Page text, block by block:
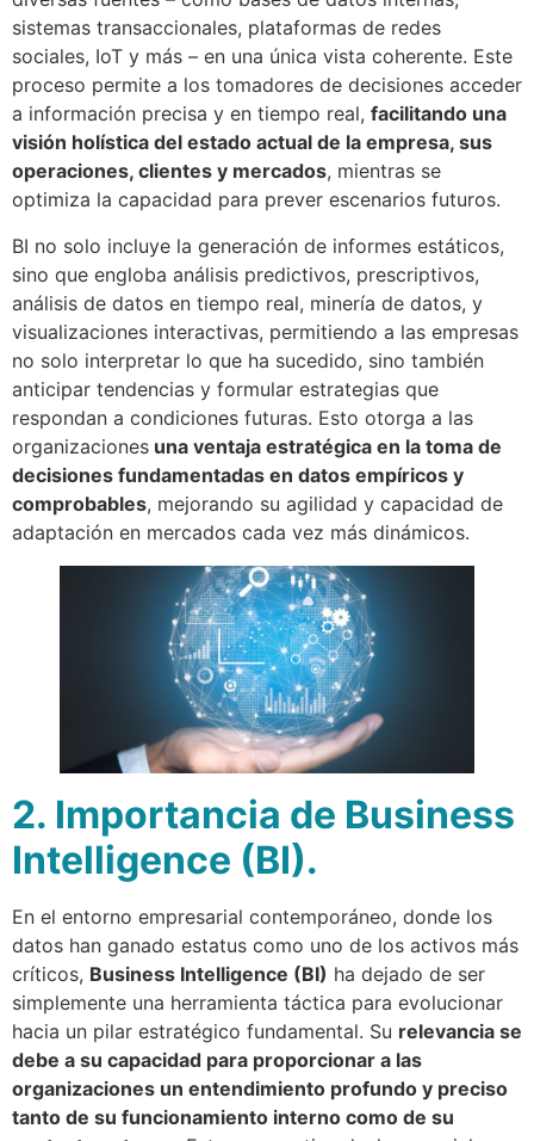
sistemas transaccionales, plataformas de redes
sociales, IoT y más – en una única vista coherente. Este
proceso permite a los tomadores de decisiones acceder
a información precisa y en tiempo real, facilitando una
visión holística del estado actual de la empresa, sus
operaciones, clientes y mercados, mientras se
optimiza la capacidad para prever escenarios futuros.
BI no solo incluye la generación de informes estáticos,
sino que engloba análisis predictivos, prescriptivos,
análisis de datos en tiempo real, minería de datos, y
visualizaciones interactivas, permitiendo a las empresas
no solo interpretar lo que ha sucedido, sino también
anticipar tendencias y formular estrategias que
respondan a condiciones futuras. Esto otorga a las
organizaciones una ventaja estratégica en la toma de
decisiones fundamentadas en datos empíricos y
comprobables, mejorando su agilidad y capacidad de
adaptación en mercados cada vez más dinámicos.
2. Importancia de Business
Intelligence (BI).
En el entorno empresarial contemporáneo, donde los
datos han ganado estatus como uno de los activos más
críticos, Business Intelligence (BI) ha dejado de ser
simplemente una herramienta táctica para evolucionar
hacia un pilar estratégico fundamental. Su relevancia se
debe a su capacidad para proporcionar a las
organizaciones un entendimiento profundo y preciso
tanto de su funcionamiento interno como de su